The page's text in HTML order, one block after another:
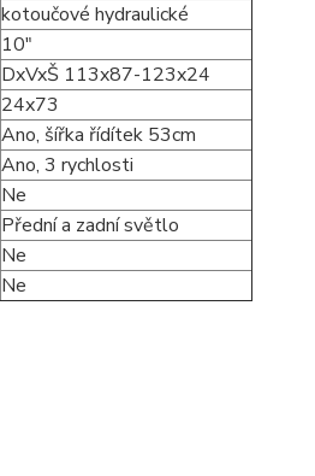
kotoučové hydraulické
10"
DxVxŠ 113x87-123x24
24x73
Ano, šířka řídítek 53cm
Ano, 3 rychlosti
Ne
Přední a zadní světlo
Ne
Ne